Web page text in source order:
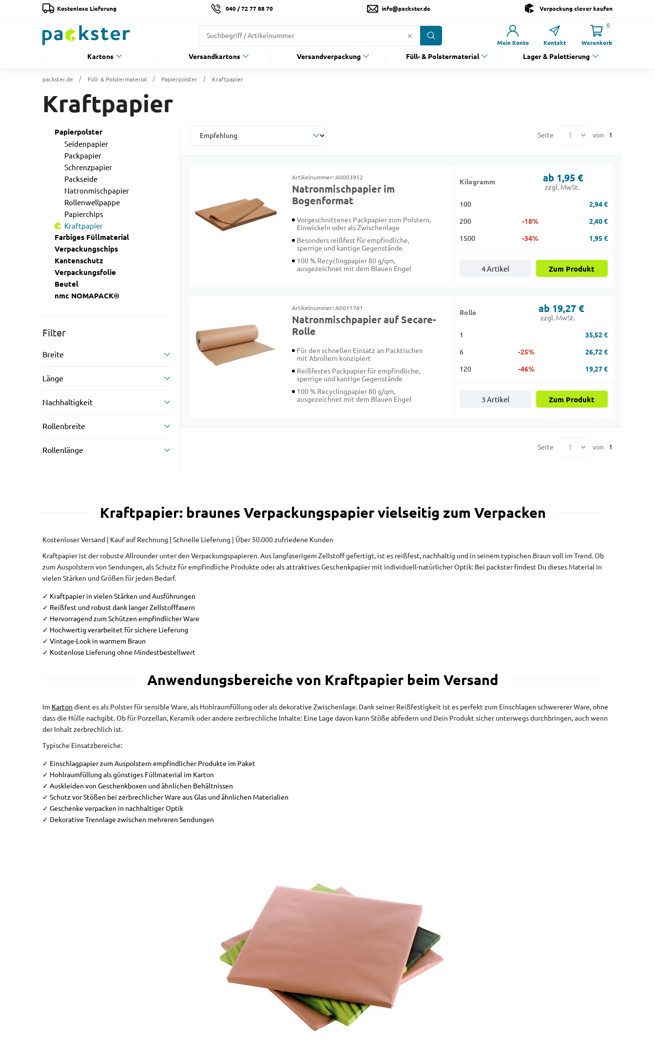
Kostenlose Lieferung 040 / 72 77 88 70 info@packster.de Verpackung clever kaufen
Mein Konto Kontakt
0
Warenkorb
Kartons Versandkartons Versandverpackung Füll- & Polstermaterial Lager & Palettierung
packster.de Füll- & Polstermaterial Papierpolster Kraftpapier
Kraftpapier
Papierpolster
Seidenpapier
Packpapier
Schrenzpapier
Packseide
Natronmischpapier
Rollenwellpappe
Papierchips
Kraftpapier
Farbiges Füllmaterial
Verpackungschips
Kantenschutz
Verpackungsfolie
Beutel
nmc NOMAPACK®
Filter
Breite
Länge
Nachhaltigkeit
Rollenbreite
Rollenlänge
Seite von 1
Artikelnummer: A0003952
Natronmischpapier im
Bogenformat
Vorgeschnittenes Packpapier zum Polstern,
Einwickeln oder als Zwischenlage
Besonders reißfest für empfindliche,
sperrige und kantige Gegenstände
100 % Recyclingpapier 80 g/qm,
ausgezeichnet mit dem Blauen Engel
Kilogramm ab 1,95 €
zzgl. MwSt.
100 2,94 €
200 -18% 2,40 €
1500 -34% 1,95 €
4 Artikel Zum Produkt
Artikelnummer: A0011761
Natronmischpapier auf Secare-
Rolle
Für den schnellen Einsatz an Packtischen
mit Abrollern konzipiert
Reißfestes Packpapier für empfindliche,
sperrige und kantige Gegenstände
100 % Recyclingpapier 80 g/qm,
ausgezeichnet mit dem Blauen Engel
Rolle ab 19,27 €
zzgl. MwSt.
1 35,52 €
6 -25% 26,72 €
120 -46% 19,27 €
3 Artikel Zum Produkt
Seite von 1
Kraftpapier: braunes Verpackungspapier vielseitig zum Verpacken
Kostenloser Versand | Kauf auf Rechnung | Schnelle Lieferung | Über 50.000 zufriedene Kunden
Kraftpapier ist der robuste Allrounder unter den Verpackungspapieren. Aus langfaserigem Zellstoff gefertigt, ist es reißfest, nachhaltig und in seinem typischen Braun voll im Trend. Ob
zum Auspolstern von Sendungen, als Schutz für empfindliche Produkte oder als attraktives Geschenkpapier mit individuell-natürlicher Optik: Bei packster findest Du dieses Material in
vielen Stärken und Größen für jeden Bedarf.
✓ Kraftpapier in vielen Stärken und Ausführungen
✓ Reißfest und robust dank langer Zellstofffasern
✓ Hervorragend zum Schützen empfindlicher Ware
✓ Hochwertig verarbeitet für sichere Lieferung
✓ Vintage-Look in warmem Braun
✓ Kostenlose Lieferung ohne Mindestbestellwert
Anwendungsbereiche von Kraftpapier beim Versand
Im Karton dient es als Polster für sensible Ware, als Hohlraumfüllung oder als dekorative Zwischenlage. Dank seiner Reißfestigkeit ist es perfekt zum Einschlagen schwererer Ware, ohne
dass die Hülle nachgibt. Ob für Porzellan, Keramik oder andere zerbrechliche Inhalte: Eine Lage davon kann Stöße abfedern und Dein Produkt sicher unterwegs durchbringen, auch wenn
der Inhalt zerbrechlich ist.
Typische Einsatzbereiche:
✓ Einschlagpapier zum Auspolstern empfindlicher Produkte im Paket
✓ Hohlraumfüllung als günstiges Füllmaterial im Karton
✓ Auskleiden von Geschenkboxen und ähnlichen Behältnissen
✓ Schutz vor Stößen bei zerbrechlicher Ware aus Glas und ähnlichen Materialien
✓ Geschenke verpacken in nachhaltiger Optik
✓ Dekorative Trennlage zwischen mehreren Sendungen